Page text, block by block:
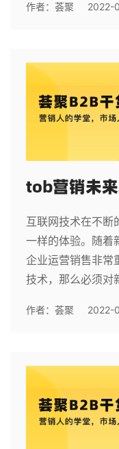
作者： 荟聚 2022-
tob营销未
互联网技术在不断
一样的体验。随着
企业运营销售非常
技术，那么必须对
作者： 荟聚 2022-